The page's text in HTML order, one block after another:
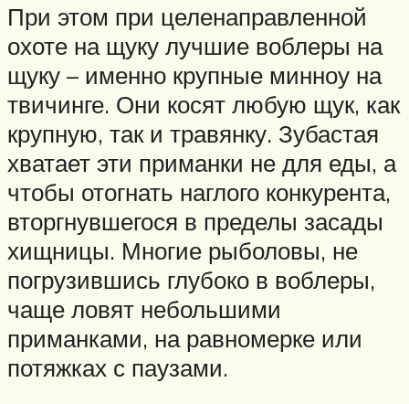
При этом при целенаправленной
охоте на щуку лучшие воблеры на
щуку – именно крупные минноу на
твичинге. Они косят любую щук, как
крупную, так и травянку. Зубастая
хватает эти приманки не для еды, а
чтобы отогнать наглого конкурента,
вторгнувшегося в пределы засады
хищницы. Многие рыболовы, не
погрузившись глубоко в воблеры,
чаще ловят небольшими
приманками, на равномерке или
потяжках с паузами.